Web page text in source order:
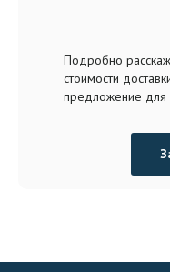
Подробно
стоимости
предложение для